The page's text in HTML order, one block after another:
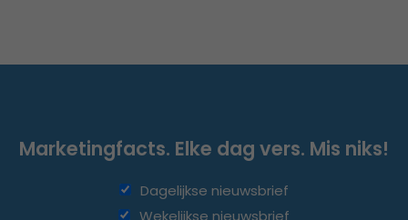
Marketingfacts. Elke dag vers. Mis niks!
Dagelijkse nieuwsbrief
Wekelijkse nieuwsbrief